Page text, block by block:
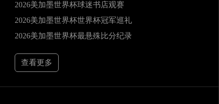
2026美加墨世界杯球迷书店观赛
2026美加墨世界杯世界杯冠军巡礼
2026美加墨世界杯最悬殊比分纪录
查看更多